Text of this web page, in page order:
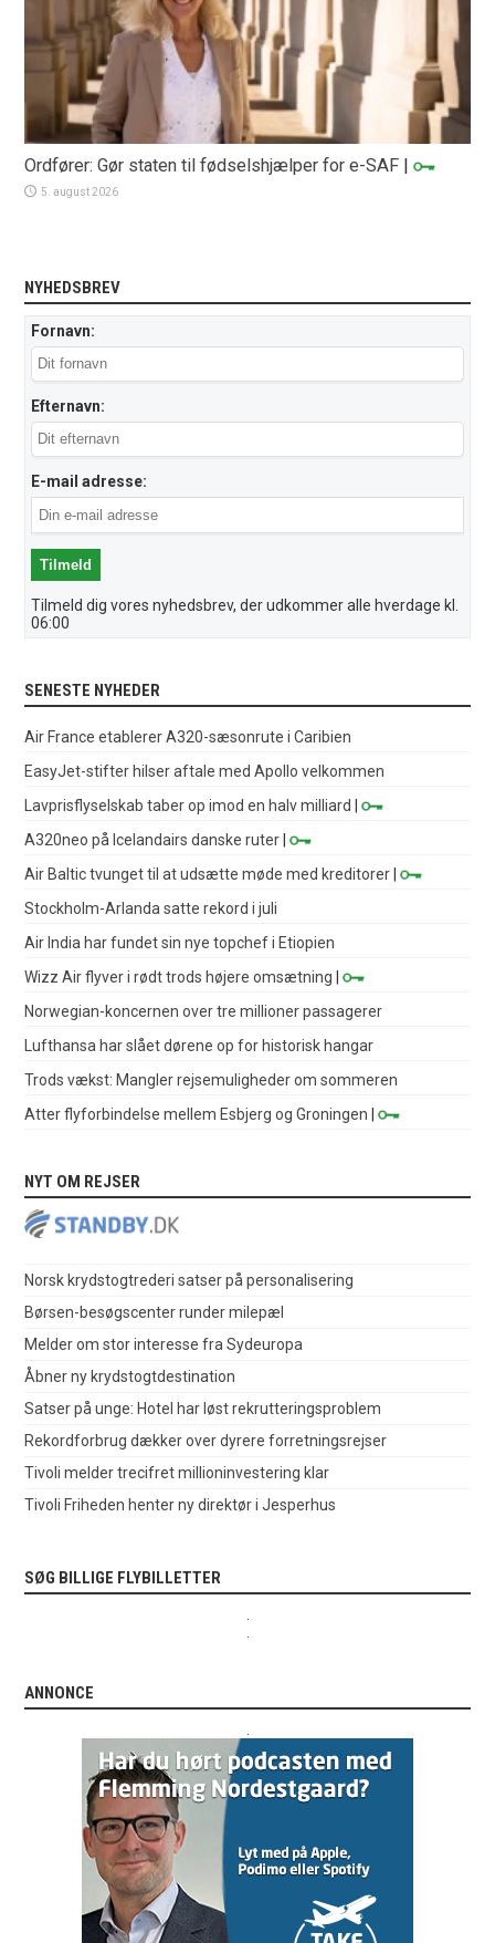
Ordfører: Gør staten til fødselshjælper for e-SAF |
5. august 2026
NYHEDSBREV
Fornavn:
Efternavn:
E-mail adresse:
Tilmeld dig vores nyhedsbrev, der udkommer alle hverdage kl.
06:00
SENESTE NYHEDER
Air France etablerer A320-sæsonrute i Caribien
EasyJet-stifter hilser aftale med Apollo velkommen
Lavprisflyselskab taber op imod en halv milliard
|
A320neo på Icelandairs danske ruter |
Air Baltic tvunget til at udsætte møde med kreditorer |
Stockholm-Arlanda satte rekord i juli
Air India har fundet sin nye topchef i Etiopien
Wizz Air flyver i rødt trods højere omsætning |
Norwegian-koncernen over tre millioner passagerer
Lufthansa har slået dørene op for historisk hangar
Trods vækst: Mangler rejsemuligheder om sommeren
Atter flyforbindelse mellem Esbjerg og Groningen |
NYT OM REJSER
Norsk krydstogtrederi satser på personalisering
Børsen-besøgscenter runder milepæl
Melder om stor interesse fra Sydeuropa
Åbner ny krydstogtdestination
Satser på unge: Hotel har løst rekrutteringsproblem
Rekordforbrug dækker over dyrere forretningsrejser
Tivoli melder trecifret millioninvestering klar
Tivoli Friheden henter ny direktør i Jesperhus
SØG BILLIGE FLYBILLETTER
ANNONCE